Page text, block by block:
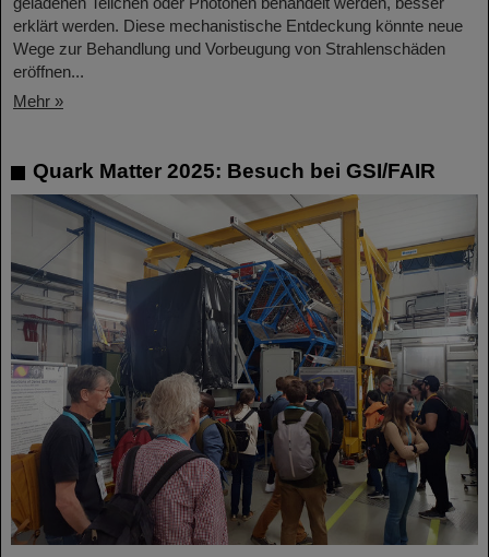
erklärt werden. Diese mechanistische Entdeckung könnte neue
Wege zur Behandlung und Vorbeugung von Strahlenschäden
eröffnen...
Mehr »
Quark Matter 2025: Besuch bei GSI/FAIR